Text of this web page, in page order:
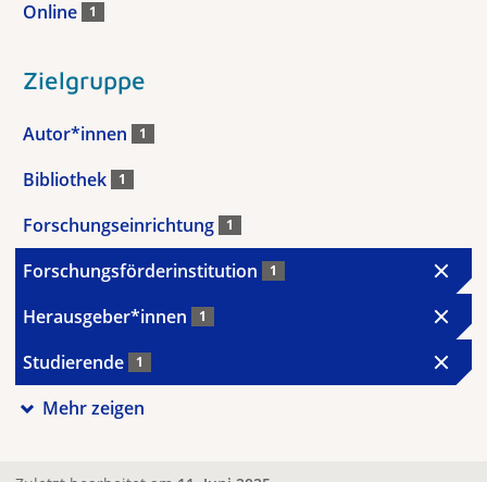
Online 1
Zielgruppe
Autor*innen 1
Bibliothek 1
Forschungseinrichtung 1
Forschungsförderinstitution 1
Herausgeber*innen 1
Studierende 1
Mehr zeigen